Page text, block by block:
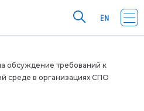
обсуждение требований к
среде в организациях СПО